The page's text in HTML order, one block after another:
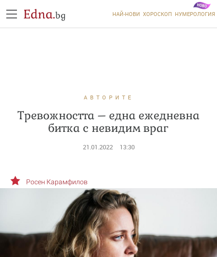
Edna.bg НАЙ-НОВИ ХОРОСКОП НУМЕРОЛОГИЯ
АВТОРИТЕ
Тревожността – една ежедневна
битка с невидим враг
21.01.2022 13:30
Росен Карамфилов